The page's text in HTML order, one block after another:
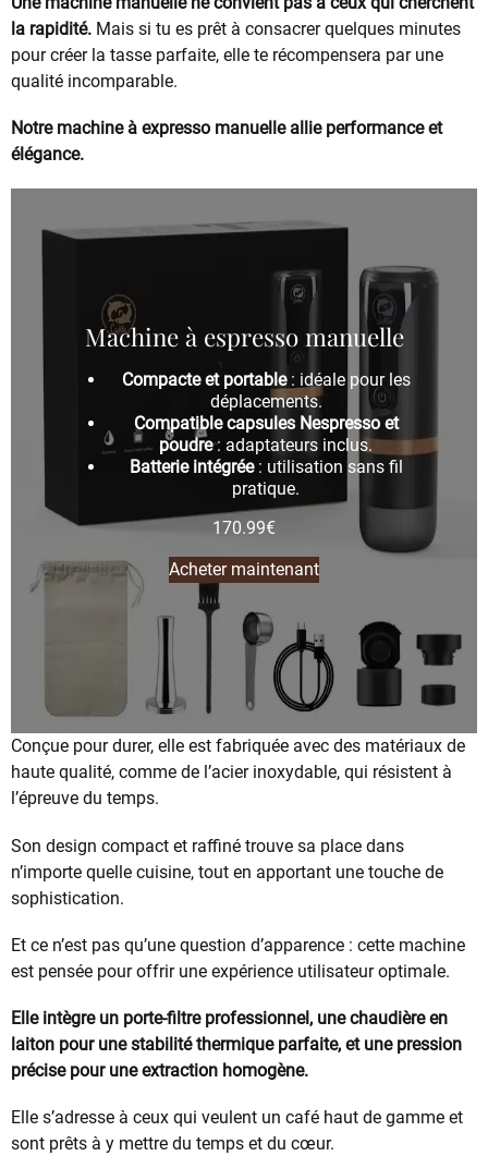
la rapidité. Mais si tu es prêt à consacrer quelques minutes
pour créer la tasse parfaite, elle te récompensera par une
qualité incomparable.
Notre machine à expresso manuelle allie performance et
élégance.
Machine à espresso manuelle
Compacte et portable: idéale pour les
déplacements.
Compatible capsules Nespresso et
poudre: adaptateurs inclus.
Batterie intégrée: utilisation sans fil
pratique.
170.99€
Acheter maintenant
Conçue pour durer, elle est fabriquée avec des matériaux de
haute qualité, comme de l’acier inoxydable, qui résistent à
l’épreuve du temps.
Son design compact et raffiné trouve sa place dans
n’importe quelle cuisine, tout en apportant une touche de
sophistication.
Et ce n’est pas qu’une question d’apparence : cette machine
est pensée pour offrir une expérience utilisateur optimale.
Elle intègre un porte-filtre professionnel, une chaudière en
laiton pour une stabilité thermique parfaite, et une pression
précise pour une extraction homogène.
Elle s’adresse à ceux qui veulent un café haut de gamme et
sont prêts à y mettre du temps et du cœur.